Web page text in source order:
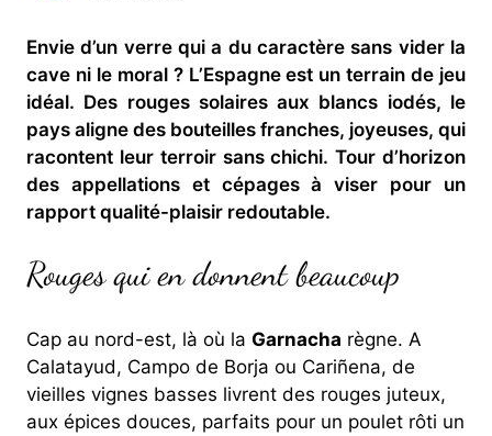
Envie d’un verre qui a du caractère sans vider la
cave ni le moral ? L’Espagne est un terrain de jeu
idéal. Des rouges solaires aux blancs iodés, le
pays aligne des bouteilles franches, joyeuses, qui
racontent leur terroir sans chichi. Tour d’horizon
des appellations et cépages à viser pour un
rapport qualité-plaisir redoutable.
Rouges qui en donnent beaucoup
Cap au nord-est, là où la Garnacha règne. A
Calatayud, Campo de Borja ou Cariñena, de
vieilles vignes basses livrent des rouges juteux,
aux épices douces, parfaits pour un poulet rôti un